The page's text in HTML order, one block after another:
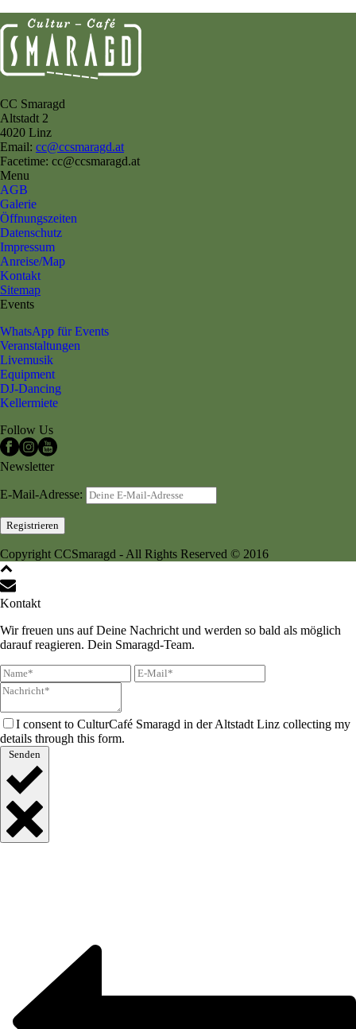
CC Smaragd
Altstadt 2
4020 Linz
Email: cc@ccsmaragd.at
Facetime: cc@ccsmaragd.at
Menu
AGB
Galerie
Öffnungszeiten
Datenschutz
Impressum
Anreise/Map
Kontakt
Sitemap
Events
WhatsApp für Events
Veranstaltungen
Livemusik
Equipment
DJ-Dancing
Kellermiete
Follow Us
Newsletter
E-Mail-Adresse:
Copyright CCSmaragd - All Rights Reserved © 2016
Kontakt
Wir freuen uns auf Deine Nachricht und werden so bald als möglich
darauf reagieren. Dein Smaragd-Team.
I consent to CulturCafé Smaragd in der Altstadt Linz collecting my
details through this form.
Senden